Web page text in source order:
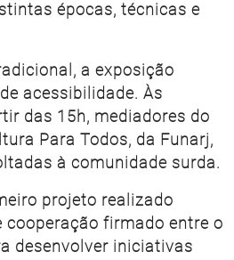
épocas, técnicas e
a exposição
acessibilidade. Às
das 15h, mediadores do
Para Todos, da Funarj,
à comunidade surda.
projeto realizado
cooperação firmado entre o
desenvolver iniciativas